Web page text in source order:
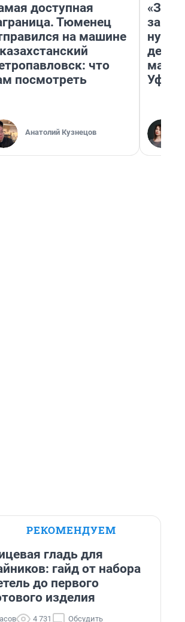
доступная
Тюменец
на машине
что
посмотреть
Анатолий Кузнецов
дела
Уфа
РЕКОМЕНДУЕМ
гладь для
гайд от набора
до первого
изделия
4 731 Обсудить